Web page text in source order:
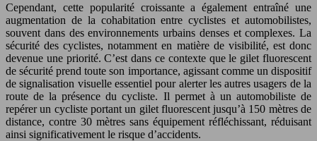
Cependant, cette popularité croissante a également entraîné une
augmentation de la cohabitation entre cyclistes et automobilistes,
souvent dans des environnements urbains denses et complexes. La
sécurité des cyclistes, notamment en matière de visibilité, est donc
devenue une priorité. C’est dans ce contexte que le gilet fluorescent
de sécurité prend toute son importance, agissant comme un dispositif
de signalisation visuelle essentiel pour alerter les autres usagers de la
route de la présence du cycliste. Il permet à un automobiliste de
repérer un cycliste portant un gilet fluorescent jusqu’à 150 mètres de
distance, contre 30 mètres sans équipement réfléchissant, réduisant
ainsi significativement le risque d’accidents.